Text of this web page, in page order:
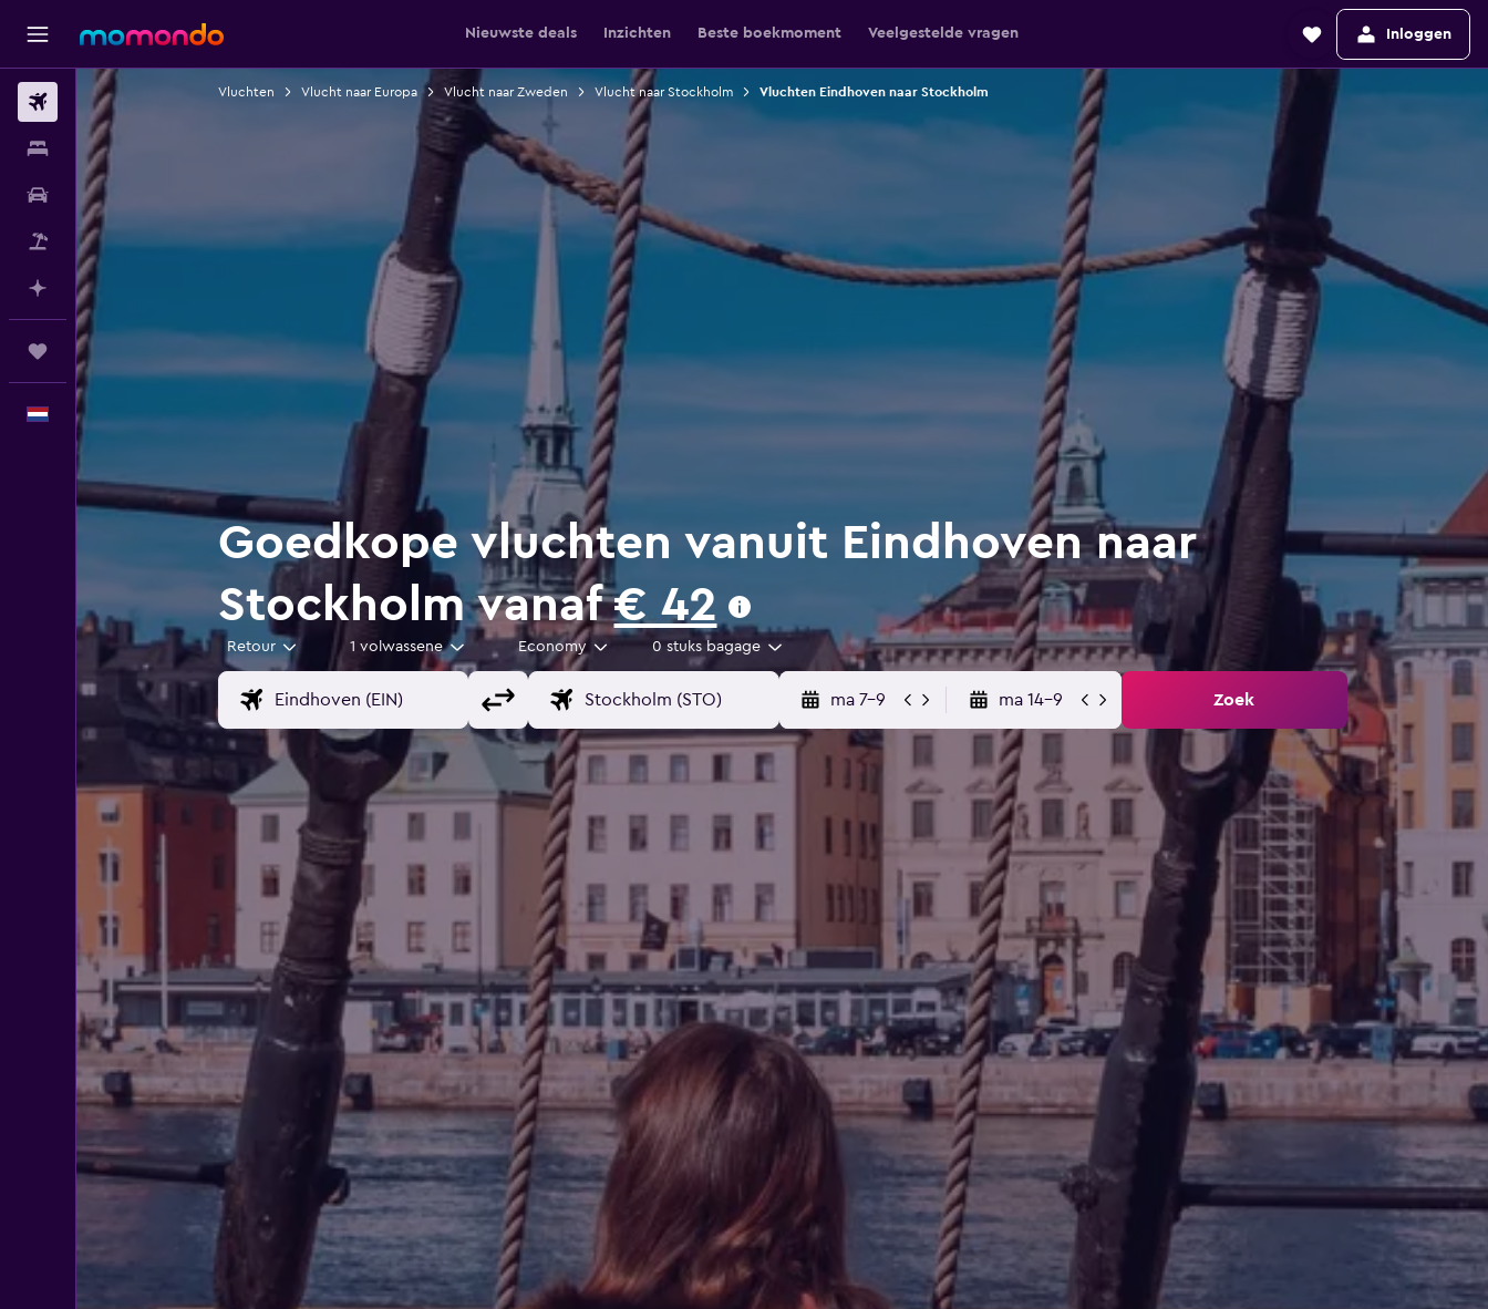
Nieuwste deals Inzichten Beste boekmoment Veelgestelde vragen Inloggen
Vluchten
Verblijven
Autoverhuur
Pakketreizen
Plan met AI
Trips
Nederlands
Vluchten Vlucht naar Europa Vlucht naar Zweden Vlucht naar Stockholm Vluchten Eindhoven naar Stockholm
Goedkope vluchten vanuit Eindhoven naar
Stockholm vanaf€ 42
Retour 1 volwassene Economy 0 stuks bagage
ma 7-9 ma 14-9 Zoek